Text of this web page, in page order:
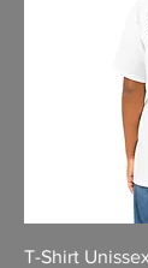
T-Shirt